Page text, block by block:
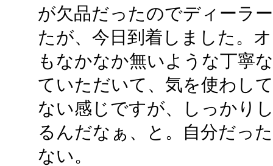
が欠品だったのでディーラ
たが、今日到着しました。
もなかなか無いような丁寧
ていただいて、気を使わし
ない感じですが、しっかり
るんだなぁ、と。自分だっ
ない。